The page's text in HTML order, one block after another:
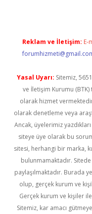
Reklam ve İletişim: E-
Yasal Uyarı: Sitemiz,
ve İletişim Kurumu (BTK)
olarak hizmet
olarak denetleme veya
Ancak, üyelerimiz
siteye üye olarak bu
sitesi, herhangi bir marka,
bulunmamaktadır. Sitede
paylaşılmaktadır. Burada
olup, gerçek kurum ve
Gerçek kurum ve kişiler
Sitemiz, kar amacı